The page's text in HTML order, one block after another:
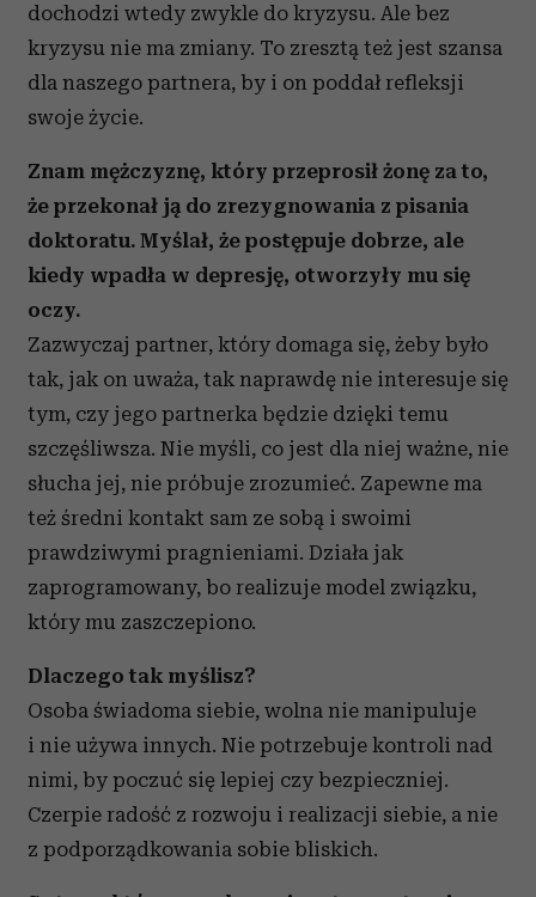
dochodzi wtedy zwykle do kryzysu. Ale bez
kryzysu nie ma zmiany. To zresztą też jest szansa
dla naszego partnera, by i on poddał refleksji
swoje życie.
Znam mężczyznę, który przeprosił żonę za to,
że przekonał ją do zrezygnowania z pisania
doktoratu. Myślał, że postępuje dobrze, ale
kiedy wpadła w depresję, otworzyły mu się
oczy.
Zazwyczaj partner, który domaga się, żeby było
tak, jak on uważa, tak naprawdę nie interesuje się
tym, czy jego partnerka będzie dzięki temu
szczęśliwsza. Nie myśli, co jest dla niej ważne, nie
słucha jej, nie próbuje zrozumieć. Zapewne ma
też średni kontakt sam ze sobą i swoimi
prawdziwymi pragnieniami. Działa jak
zaprogramowany, bo realizuje model związku,
który mu zaszczepiono.
Dlaczego tak myślisz?
Osoba świadoma siebie, wolna nie manipuluje
i nie używa innych. Nie potrzebuje kontroli nad
nimi, by poczuć się lepiej czy bezpieczniej.
Czerpie radość z rozwoju i realizacji siebie, a nie
z podporządkowania sobie bliskich.